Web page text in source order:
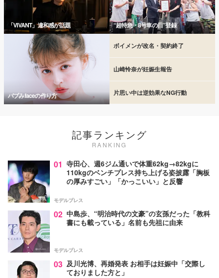
「VIVANT」違和感が話題 “超特急・8号車の日”登録
バブみfaceの作り方
ボイメンが改名・契約終了
山崎怜奈が妊娠生報告
片思い中は逆効果なNG行動
記事ランキング
RANKING
01 寺田心、週6ジム通いで体重62kg→82kgに
110kgのベンチプレス持ち上げる姿披露「胸板
の厚みすごい」「かっこいい」と反響
モデルプレス
02 中島歩、“明治時代の文豪”の玄孫だった「教科
書にも載っている」名前も先祖に由来
モデルプレス
03 及川光博、再婚発表 お相手は妊娠中「交際し
ておりました方と」